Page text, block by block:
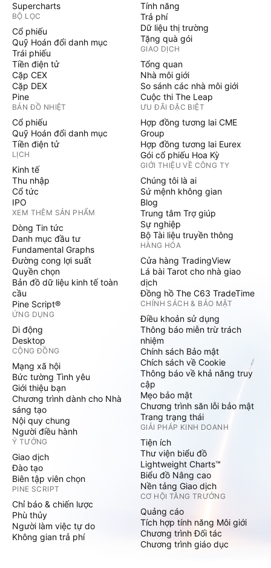
Supercharts
BỘ LỌC
Cổ phiếu
Quỹ Hoán đổi danh mục
Trái phiếu
Tiền điện tử
Cặp CEX
Cặp DEX
Pine
BẢN ĐỒ NHIỆT
Cổ phiếu
Quỹ Hoán đổi danh mục
Tiền điện tử
LỊCH
Kinh tế
Thu nhập
Cổ tức
IPO
XEM THÊM SẢN PHẨM
Dòng Tin tức
Danh mục đầu tư
Fundamental Graphs
Đường cong lợi suất
Quyền chọn
Bản đồ dữ liệu kinh tế toàn
cầu
Pine Script®
ỨNG DỤNG
Di động
Desktop
CỘNG ĐỒNG
Mạng xã hội
Bức tường Tình yêu
Giới thiệu bạn
Chương trình dành cho Nhà
sáng tạo
Nội quy chung
Người điều hành
Ý TƯỞNG
Giao dịch
Đào tạo
Biên tập viên chọn
PINE SCRIPT
Chỉ báo & chiến lược
Phù thủy
Người làm việc tự do
Không gian trả phí
Tính năng
Trả phí
Dữ liệu thị trường
Tặng quà gói
GIAO DỊCH
Tổng quan
Nhà môi giới
So sánh các nhà môi giới
Cuộc thi The Leap
ƯU ĐÃI ĐẶC BIỆT
Hợp đồng tương lai CME
Group
Hợp đồng tương lai Eurex
Gói cổ phiếu Hoa Kỳ
GIỚI THIỆU VỀ CÔNG TY
Chúng tôi là ai
Sứ mệnh không gian
Blog
Trung tâm Trợ giúp
Sự nghiệp
Bộ Tài liệu truyền thông
HÀNG HÓA
Cửa hàng TradingView
Lá bài Tarot cho nhà giao
dịch
Đồng hồ The C63 TradeTime
CHÍNH SÁCH & BẢO MẬT
Điều khoản sử dụng
Thông báo miễn trừ trách
nhiệm
Chính sách Bảo mật
Chích sách về Cookie
Thông báo về khả năng truy
cập
Mẹo bảo mật
Chương trình săn lỗi bảo mật
Trang trạng thái
GIẢI PHÁP KINH DOANH
Tiện ích
Thư viện biểu đồ
Lightweight Charts™
Biểu đồ Nâng cao
Nền tảng Giao dịch
CƠ HỘI TĂNG TRƯỞNG
Quảng cáo
Tích hợp tính năng Môi giới
Chương trình Đối tác
Chương trình giáo dục